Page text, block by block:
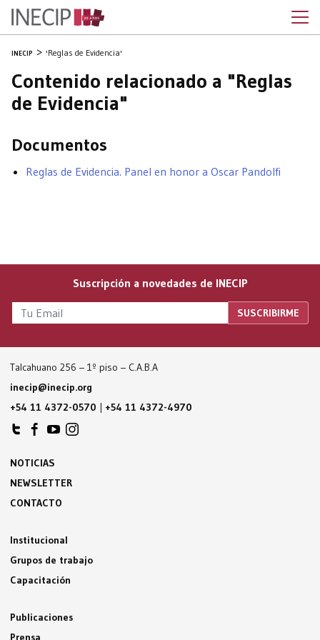
INECIP 'Reglas de Evidencia'
Contenido relacionado a "Reglas
de Evidencia"
Documentos
Reglas de Evidencia. Panel en honor a Oscar Pandolfi
Suscripción a novedades de INECIP
Talcahuano 256 – 1º piso – C.A.B.A
inecip@inecip.org
+54 11 4372-0570 | +54 11 4372-4970
NOTICIAS
NEWSLETTER
CONTACTO
Institucional
Grupos de trabajo
Capacitación
Publicaciones
Prensa